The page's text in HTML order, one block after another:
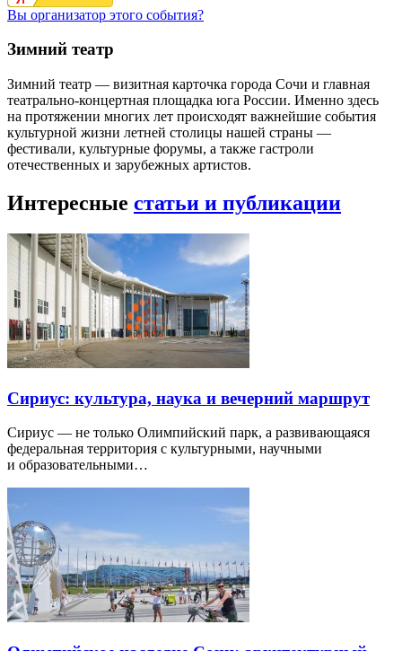
Вы организатор этого события?
Зимний театр
Зимний театр — визитная карточка города Сочи и главная
театрально-концертная площадка юга России. Именно здесь
на протяжении многих лет происходят важнейшие события
культурной жизни летней столицы нашей страны —
фестивали, культурные форумы, а также гастроли
отечественных и зарубежных артистов.
Интересные статьи и публикации
Сириус: культура, наука и вечерний маршрут
Сириус — не только Олимпийский парк, а развивающаяся
федеральная территория с культурными, научными
и образовательными…